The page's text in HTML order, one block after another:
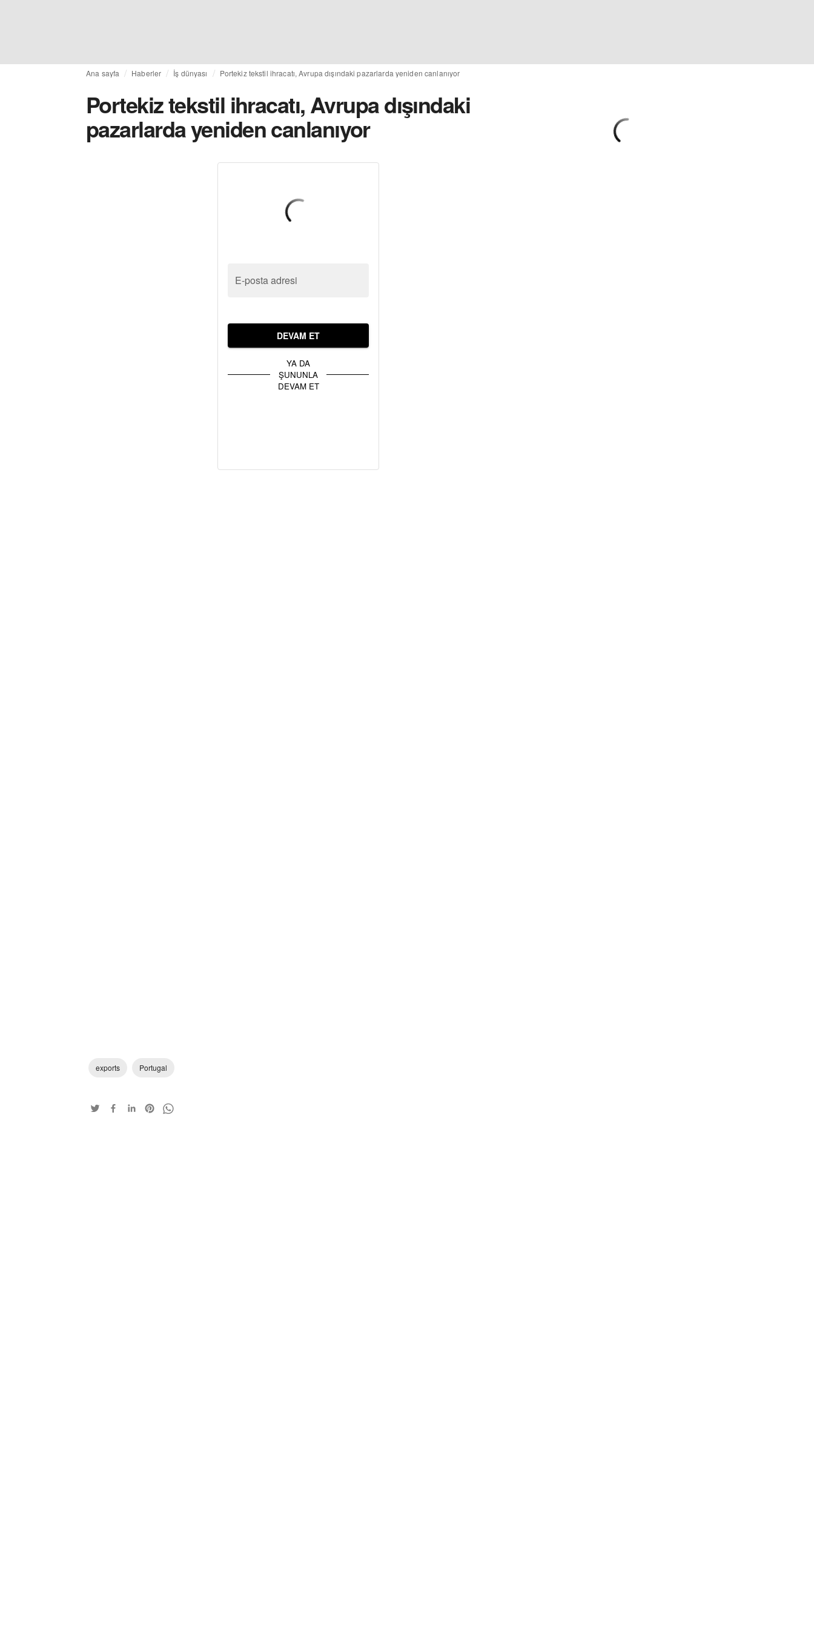
Ana sayfa Haberler İş dünyası Portekiz tekstil ihracatı, Avrupa dışındaki pazarlarda yeniden canlanıyor
Portekiz tekstil ihracatı, Avrupa dışındaki
pazarlarda yeniden canlanıyor
E-posta adresi
DEVAM ET
YA DA
ŞUNUNLA
DEVAM ET
exports Portugal